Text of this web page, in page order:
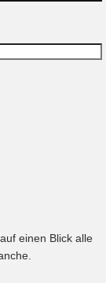
einen Blick alle